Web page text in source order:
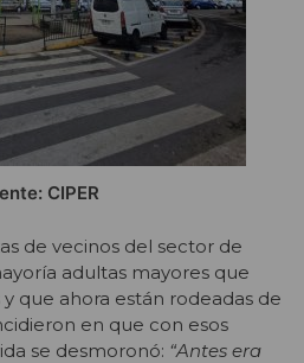
CIPER
de vecinos del sector de
adultas mayores que
que ahora están rodeadas de
en que con esos
se desmoronó: “Antes era